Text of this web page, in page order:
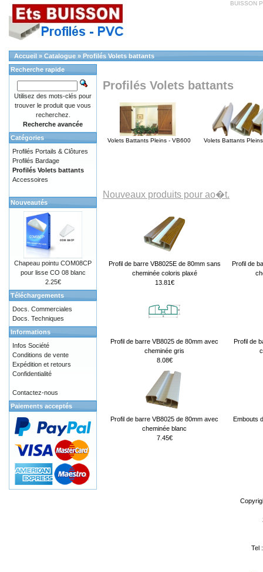
BUISSON
Accueil » Catalogue » Profilés Volets battants
Profilés Volets battants
Volets Battants Pleins - VB600 Volets Battants
Nouveaux produits pour ao�t.
Profil de barre VB8025E de 80mm sans
cheminée coloris plaxé
13.81€
Profil de
Profil de barre VB8025 de 80mm avec
cheminée gris
8.08€
Profil de
Profil de barre VB8025 de 80mm avec
cheminée blanc
7.45€
Embouts
Recherche rapide
Utilisez des mots-clés pour
trouver le produit que vous
recherchez.
Recherche avancée
Catégories
Profilés Portails & Clôtures
Profilés Bardage
Profilés Volets battants
Accessoires
Nouveautés
Chapeau pointu COM08CP
pour lisse CO 08 blanc
2.25€
Téléchargements
Docs. Commerciales
Docs. Techniques
Informations
Infos Société
Conditions de vente
Expédition et retours
Confidentialité
Contactez-nous
Paiements acceptés
Tel